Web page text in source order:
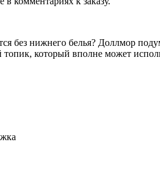
без нижнего белья? Доллмор
который вполне может